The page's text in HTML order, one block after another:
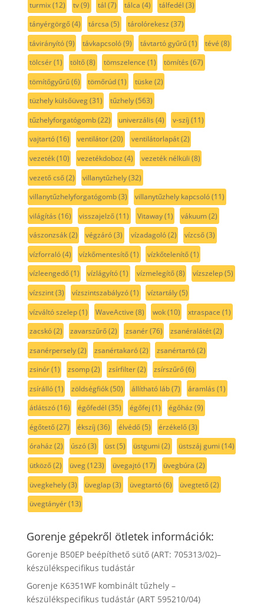
turmix(12) tv(9) tál (7) tálca (4) tálfedél (3)
tányérgörgő(4) tárcsa (5) tárolórekesz (37)
távirányító(9) távkapcsoló(9) távtartó gyűrű(1) tévé (8)
tölcsér(1) töltő(8) tömszelence (1) tömítés (67)
tömítőgyűrű(6) tömőrúd(1) tüske (2)
tüzhely külsőüveg(31) tűzhely(563)
tűzhelyforgatógomb(22) univerzális (4) v-szíj (11)
vajtartó(16) ventilátor(20) ventilátorlapát(2)
vezeték(10) vezetékdoboz (4) vezeték nélküli (8)
vezető cső(2) villanytűzhely(32)
villanytűzhelyforgatógomb(3) villanytűzhely kapcsoló(11)
világítás (16) visszajelző(11) Vitaway(1) vákuum(2)
vászonzsák(2) végzáró(3) vízadagoló(2) vízcső(3)
vízforraló(4) vízkőmentesítő(1) vízkőtelenítő(1)
vízleengedő(1) vízlágyító(1) vízmelegítő(8) vízszelep(5)
vízszint(3) vízszintszabályzó(1) víztartály(5)
vízváltó szelep(1) WaveActive (8) wok(10) xtraspace (1)
zacskó(2) zavarszűrő(2) zsanér(76) zsanéralátét(2)
zsanérpersely(2) zsanértakaró(2) zsanértartó(2)
zsinór(1) zsomp(2) zsírfilter(2) zsírszűrő(6)
zsírálló(1) zöldségfiók(50) állítható láb(7) áramlás (1)
átlátszó(16) égőfedél (35) égőfej (1) égőház (9)
égőtető(27) ékszíj (36) élvédő(5) érzékelő(3)
óraház (2) úszó(3) üst(5) üstgumi (2) üstszáj gumi (14)
ütköző(2) üveg(123) üvegajtó(17) üvegbúra (2)
üvegkehely(3) üveglap(3) üvegtartó(6) üvegtető(2)
üvegtányér(13)
Gorenje gépekről ötletek információk:
Gorenje B50EP beépíthető sütő (ART: 705313/02)–
készülékspecifikus tudástár
Gorenje K6351WF kombinált tűzhely –
készülékspecifikus tudástár (ART 595210/04)